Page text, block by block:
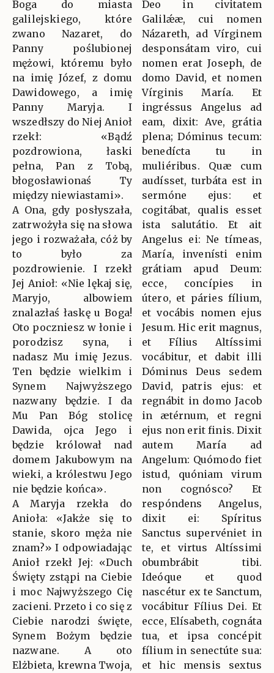
Boga do miasta
galilejskiego, które
zwano Nazaret, do
Panny poślubionej
mężowi, któremu było
na imię Józef, z domu
Dawidowego, a imię
Panny Maryja. I
wszedłszy do Niej Anioł
rzekł: «Bądź
pozdrowiona, łaski
pełna, Pan z Tobą,
błogosławionaś Ty
między niewiastami».
A Ona, gdy posłyszała,
zatrwożyła się na słowa
jego i rozważała, cóż by
to było za
pozdrowienie. I rzekł
Jej Anioł: «Nie lękaj się,
Maryjo, albowiem
znalazłaś łaskę u Boga!
Oto poczniesz w łonie i
porodzisz syna, i
nadasz Mu imię Jezus.
Ten będzie wielkim i
Synem Najwyższego
nazwany będzie. I da
Mu Pan Bóg stolicę
Dawida, ojca Jego i
będzie królował nad
domem Jakubowym na
wieki, a królestwu Jego
nie będzie końca».
A Maryja rzekła do
Anioła: «Jakże się to
stanie, skoro męża nie
znam?» I odpowiadając
Anioł rzekł Jej: «Duch
Święty zstąpi na Ciebie
i moc Najwyższego Cię
zacieni. Przeto i co się z
Ciebie narodzi święte,
Synem Bożym będzie
nazwane. A oto
Elżbieta, krewna Twoja,
Deo in civitatem
Galilǽæ, cui nomen
Názareth, ad Vírginem
desponsátam viro, cui
nomen erat Joseph, de
domo David, et nomen
Vírginis María. Et
ingréssus Angelus ad
eam, dixit: Ave, grátia
plena; Dóminus tecum:
benedícta tu in
muliéribus. Quæ cum
audísset, turbáta est in
sermóne ejus: et
cogitábat, qualis esset
ista salutátio. Et ait
Angelus ei: Ne tímeas,
María, invenísti enim
grátiam apud Deum:
ecce, concípies in
útero, et páries fílium,
et vocábis nomen ejus
Jesum. Hic erit magnus,
et Fílius Altíssimi
vocábitur, et dabit illi
Dóminus Deus sedem
David, patris ejus: et
regnábit in domo Jacob
in ætérnum, et regni
ejus non erit finis. Dixit
autem María ad
Angelum: Quómodo fiet
istud, quóniam virum
non cognósco? Et
respóndens Angelus,
dixit ei: Spíritus
Sanctus supervéniet in
te, et virtus Altíssimi
obumbrábit tibi.
Ideóque et quod
nascétur ex te Sanctum,
vocábitur Fílius Dei. Et
ecce, Elísabeth, cognáta
tua, et ipsa concépit
fílium in senectúte sua:
et hic mensis sextus